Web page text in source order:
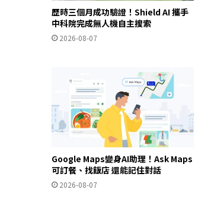
歷時三個月成功驗證！Shield AI 攜手
中科院完成無人機自主搜索
2026-08-07
Google Maps變身AI助理！Ask Maps
可訂餐、找飯店 還能記住對話
2026-08-07